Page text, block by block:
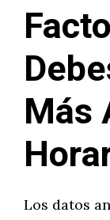
Más
Los datos